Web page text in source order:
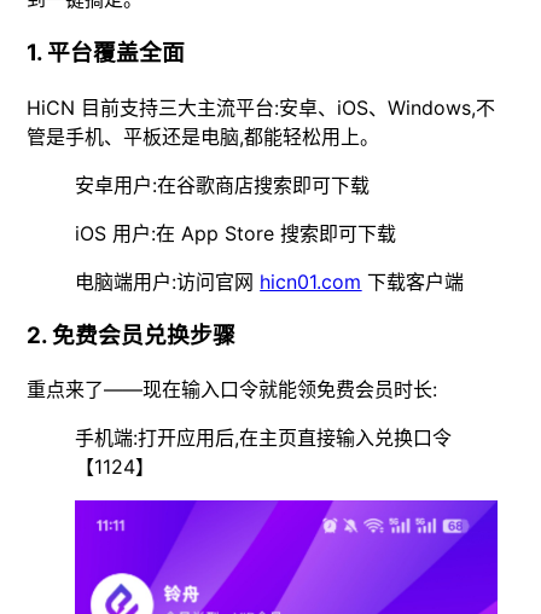
1. 平台覆盖全面
HiCN 目前支持三大主流平台:安卓、iOS、Windows,不
管是手机、平板还是电脑,都能轻松用上。
安卓用户:在谷歌商店搜索即可下载
iOS 用户:在 App Store 搜索即可下载
电脑端用户:访问官网 hicn01.com 下载客户端
2. 免费会员兑换步骤
重点来了——现在输入口令就能领免费会员时长:
手机端:打开应用后,在主页直接输入兑换口令
【1124】